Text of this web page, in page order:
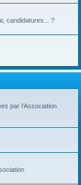
candidatures... ?
par l’Association